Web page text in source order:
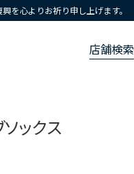
を心よりお祈り申し上げます。
店舗検索
ックス